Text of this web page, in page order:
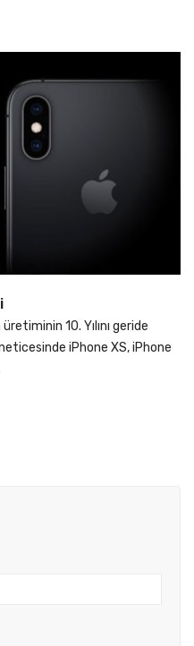
10. Yılını geride
iPhone XS, iPhone